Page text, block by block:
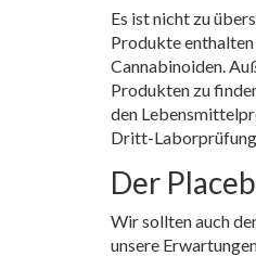
Es ist nicht zu
Produkte
Cannabinoiden.
Produkten zu
den
Dritt-
Der
Wir sollten auch
unsere